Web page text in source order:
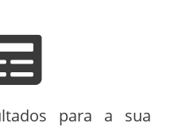
para a sua